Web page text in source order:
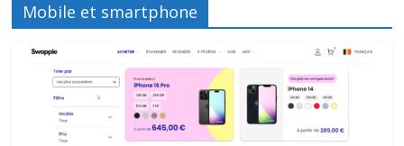
Mobile et smartphone